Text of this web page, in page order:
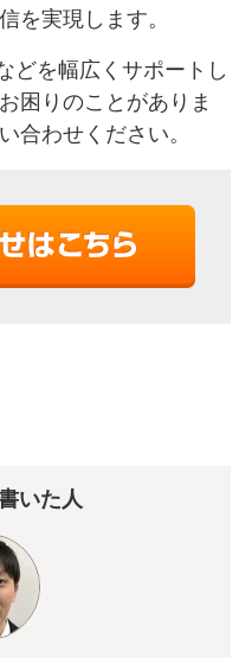
を実現します。
どを幅広くサポートし
困りのことがありま
合わせください。
いた人